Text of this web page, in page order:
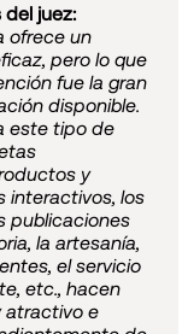
juez:
ofrece un
pero lo que
fue la gran
disponible.
este tipo de
y
interactivos, los
publicaciones
la artesanía,
el servicio
etc., hacen
atractivo e